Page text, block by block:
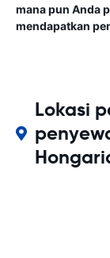
mana pun Anda
mendapatkan
Lokasi